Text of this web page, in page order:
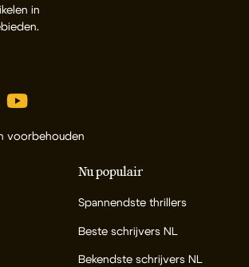
in
voorbehouden
Nu populair
Spannendste thrillers
Beste schrijvers NL
Bekendste schrijvers NL